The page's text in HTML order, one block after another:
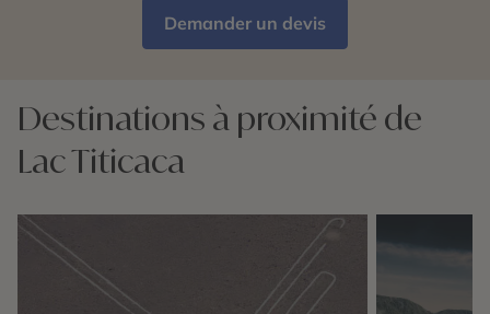
Demander un devis
Destinations à proximité de
Lac Titicaca